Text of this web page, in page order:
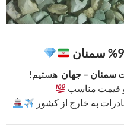
سمنان – جهان هستیم!
و قیمت مناسب
به خارج از کشور